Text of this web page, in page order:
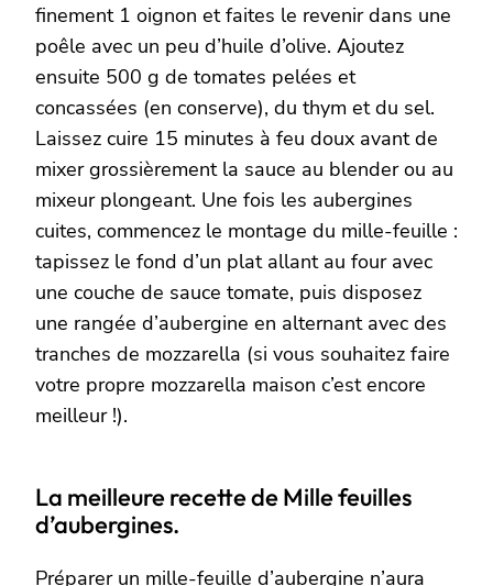
finement 1 oignon et faites le revenir dans une
poêle avec un peu d’huile d’olive. Ajoutez
ensuite 500 g de tomates pelées et
concassées (en conserve), du thym et du sel.
Laissez cuire 15 minutes à feu doux avant de
mixer grossièrement la sauce au blender ou au
mixeur plongeant. Une fois les aubergines
cuites, commencez le montage du mille-feuille :
tapissez le fond d’un plat allant au four avec
une couche de sauce tomate, puis disposez
une rangée d’aubergine en alternant avec des
tranches de mozzarella (si vous souhaitez faire
votre propre mozzarella maison c’est encore
meilleur !).
La meilleure recette de Mille feuilles
d’aubergines.
Préparer un mille-feuille d’aubergine n’aura